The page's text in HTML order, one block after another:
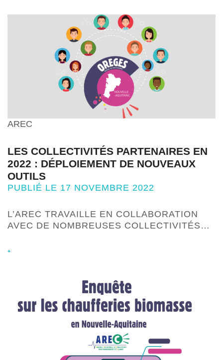
AREC
LES COLLECTIVITÉS PARTENAIRES EN
2022 : DÉPLOIEMENT DE NOUVEAUX
OUTILS
PUBLIÉ LE 17 NOVEMBRE 2022
L’AREC TRAVAILLE EN COLLABORATION
AVEC DE NOMBREUSES COLLECTIVITÉS…
+